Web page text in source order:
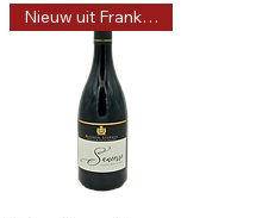
Nieuw uit Frankrijk